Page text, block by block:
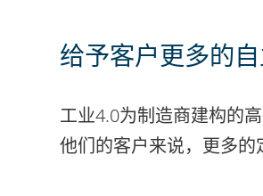
给予客户更多的
工业4.0为制造商建构的
他们的客户来说，更多的